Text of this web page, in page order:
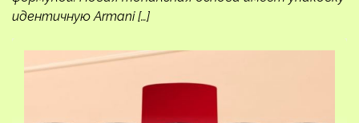
идентичную Armani […]